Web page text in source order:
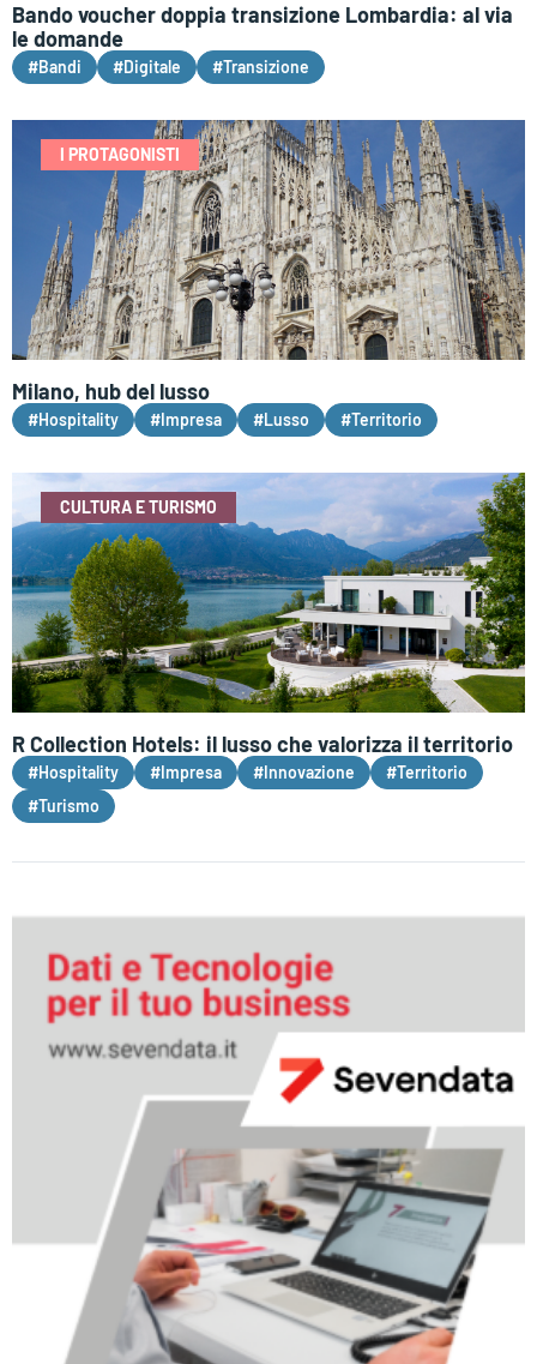
Bando voucher doppia transizione Lombardia: al via
le domande
#Bandi #Digitale #Transizione
I PROTAGONISTI
Milano, hub del lusso
#Hospitality #Impresa #Lusso #Territorio
CULTURA E TURISMO
R Collection Hotels: il lusso che valorizza il territorio
#Hospitality #Impresa #Innovazione
#Territorio
#Turismo